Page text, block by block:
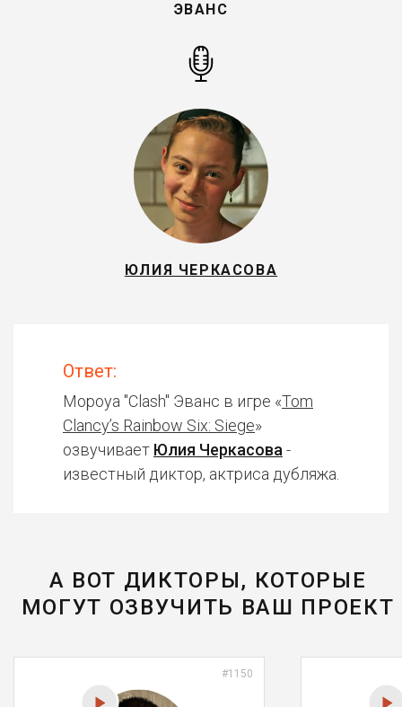
ЭВАНС
ЮЛИЯ ЧЕРКАСОВА
Ответ:
Мороуа "Clash" Эванс в игре «Tom
Clancy’s Rainbow Six: Siege»
озвучивает Юлия Черкасова -
известный диктор, актриса дубляжа.
А ВОТ ДИКТОРЫ, КОТОРЫЕ
МОГУТ ОЗВУЧИТЬ ВАШ ПРОЕКТ
#1150